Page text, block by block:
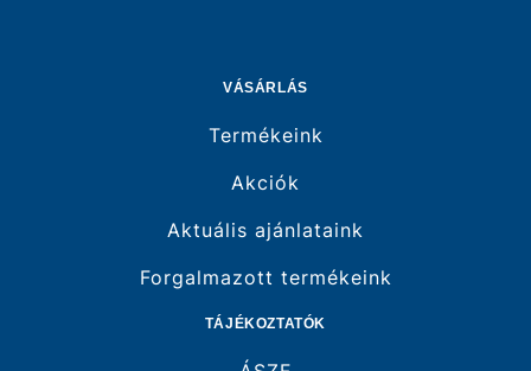
VÁSÁRLÁS
Termékeink
Akciók
Aktuális ajánlataink
Forgalmazott termékeink
TÁJÉKOZTATÓK